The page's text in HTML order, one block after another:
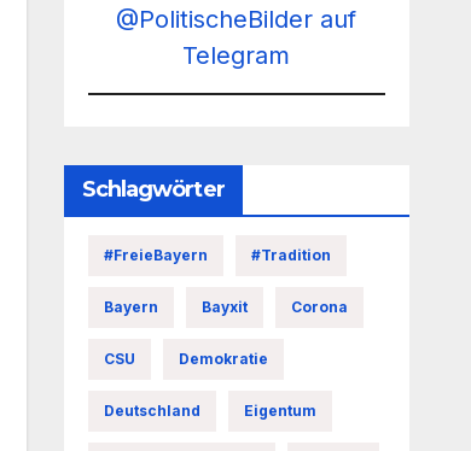
@PolitischeBilder auf
Telegram
Schlagwörter
#FreieBayern #Tradition
Bayern Bayxit Corona
CSU Demokratie
Deutschland Eigentum